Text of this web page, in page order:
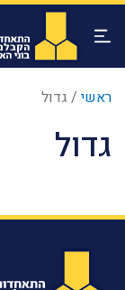
ראשי / גדול
גדול